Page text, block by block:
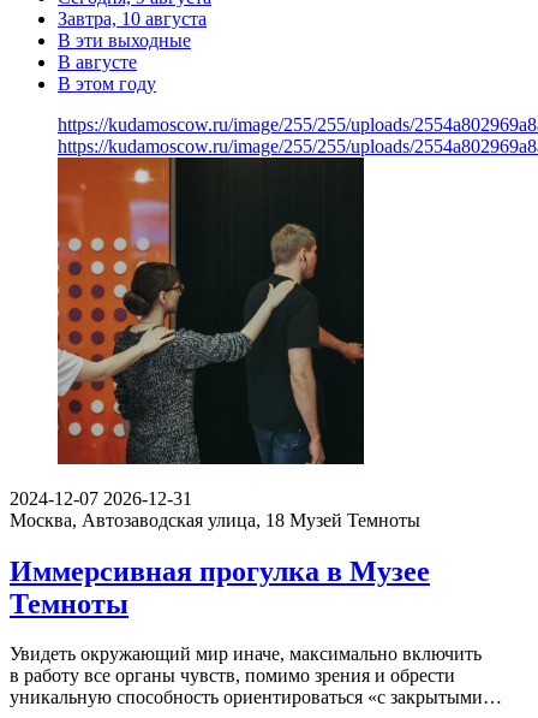
Завтра, 10 августа
В эти выходные
В августе
В этом году
https://kudamoscow.ru/image/255/255/uploads/
https://kudamoscow.ru/image/255/255/uploads/
2024-12-07 2026-12-31
Москва, Автозаводская улица, 18 Музей Темноты
Иммерсивная прогулка в Музее
Темноты
Увидеть окружающий мир иначе, максимально включить
в работу все органы чувств, помимо зрения и обрести
уникальную способность ориентироваться «с закрытыми…